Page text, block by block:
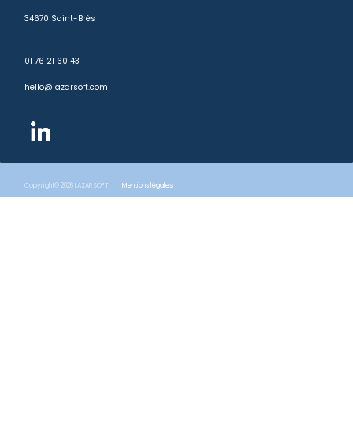
34670 Saint-Brès
01 76 21 60 43
hello@lazarsoft.com
Copyright© 2026 LAZAR SOFT Mentions légales